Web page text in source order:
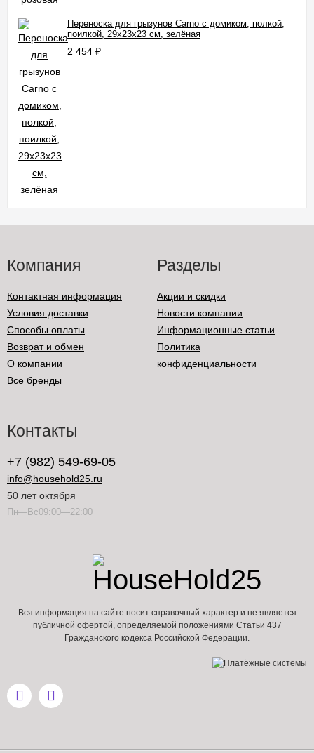
Переноска для грызунов Carno с домиком, полкой,
поилкой, 29х23х23 см, зелёная
2 454 ₽
Компания
Контактная информация
Условия доставки
Способы оплаты
Возврат и обмен
О компании
Все бренды
Разделы
Акции и скидки
Новости компании
Информационные статьи
Политика
конфиденциальности
Контакты
+7 (982) 549-69-05
info@household25.ru
50 лет октября
Пн—Вс09:00—22:00
Вся информация на сайте носит справочный характер и не является
публичной офертой, определяемой положениями Статьи 437
Гражданского кодекса Российской Федерации.